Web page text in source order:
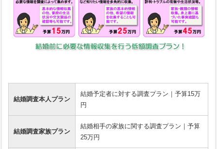
結婚調査本人プラン
結婚予定者に対する調査プラン｜予算15万
円
結婚調査家族プラン
結婚相手の家族に関する調査プラン｜予算
25万円